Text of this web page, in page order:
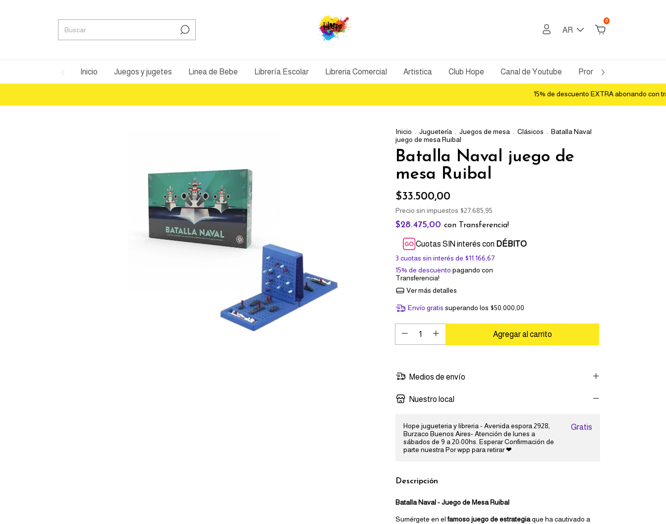
AR
0
Inicio Juegos y jugetes Linea de Bebe Librería Escolar Libreria Comercial Artistica Club Hope Canal de Youtube Promos Bancarias
15% de descuento EXTRA abonando con
Inicio Juguetería Juegos de mesa Clásicos
Batalla Naval
juego de mesa Ruibal
Batalla Naval juego de
mesa Ruibal
$33.500,00
Precio sin impuestos $27.685,95
$28.475,00 con Transferencia!
Cuotas SIN interés con DÉBITO
3 cuotas sin interés de $11.166,67
15% de descuento pagando con
Transferencia!
Ver más detalles
Envío gratis superando los $50.000,00
Medios de envío
Nuestro local
Hope jugueteria y libreria - Avenida espora 2928,
Burzaco Buenos Aires- Atención de lunes a
sábados de 9 a 20:00hs. Esperar Confirmación de
parte nuestra Por wpp para retirar ❤
Gratis
Descripción
Batalla Naval - Juego de Mesa Ruibal
Sumérgete en elfamoso juego de estrategiaque ha cautivado a